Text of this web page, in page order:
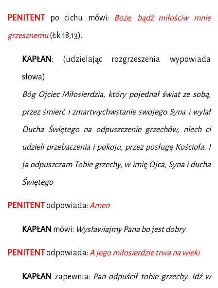
PENITENT po cichu mówi: Boże, bądź miłościw mnie
grzesznemu(Łk 18,13).
KAPŁAN: (udzielając rozgrzeszenia wypowiada
słowa)
Bóg Ojciec Miłosierdzia, który pojednał świat ze sobą,
przez śmierć i zmartwychwstanie swojego Syna i wylał
Ducha Świętego na odpuszczenie grzechów, niech ci
udzieli przebaczenia i pokoju, przez posługę Kościoła. I
ja odpuszczam Tobie grzechy, w imię Ojca, Syna i ducha
Świętego
PENITENTodpowiada: Amen
KAPŁAN mówi: Wysławiajmy Pana bo jest dobry.
PENITENTodpowiada: A jego miłosierdzie trwa na wieki
KAPŁAN zapewnia: Pan odpuścił tobie grzechy. Idź w